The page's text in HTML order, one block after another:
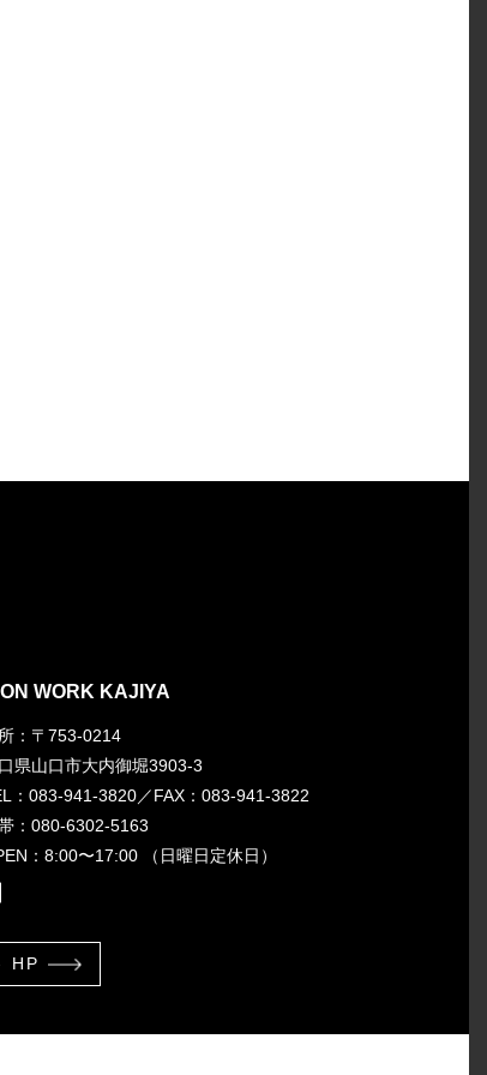
WORK KAJIYA
：〒753-0214
県山口市大内御堀3903-3
：083-941-3820／FAX：083-941-3822
：080-6302-5163
：8:00〜17:00 （日曜日定休日）
HP